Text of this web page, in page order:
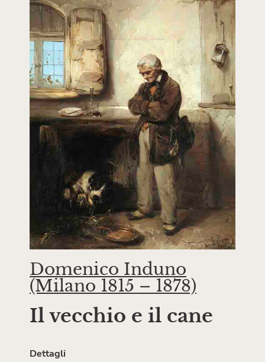
Domenico Induno
(Milano 1815 – 1878)
Il vecchio e il cane
Dettagli